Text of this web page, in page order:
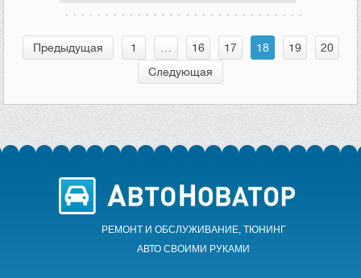
Предыдущая 1 16 17 18 19
20
Следующая
РЕМОНТ И ОБСЛУЖИВАНИЕ, ТЮНИНГ
АВТО CВОИМИ РУКАМИ